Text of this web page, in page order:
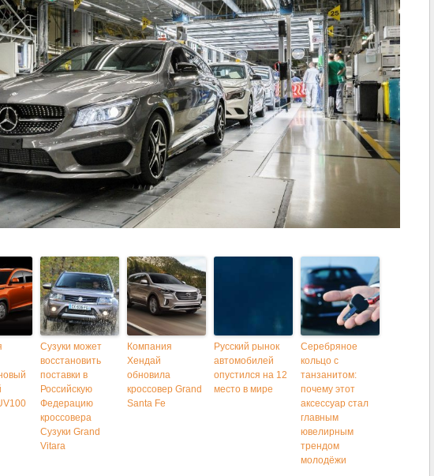
Сузуки может
восстановить
поставки в
Российскую
Федерацию
кроссовера
Сузуки Grand
Vitara
Компания
Хендай
обновила
кроссовер Grand
Santa Fe
Русский рынок
автомобилей
опустился на 12
место в мире
Серебряное
кольцо с
танзанитом:
почему этот
аксессуар стал
главным
ювелирным
трендом
молодёжи